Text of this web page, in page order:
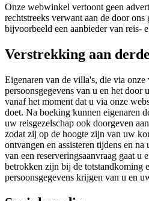
Onze webwinkel vertoont geen
rechtstreeks verwant aan de door ons
bijvoorbeeld een aanbieder van reis-
Verstrekking aan
Eigenaren van de villa's, die via
persoonsgegevens van u en het door
vanaf het moment dat u via onze
doet. Na boeking kunnen eigenaren
uw reisgezelschap ook doorgeven
zodat zij op de hoogte zijn van uw
ontvangen en assisteren tijdens en
van een reserveringsaanvraag gaat u
betrokken zijn bij de totstandkoming
persoonsgegevens krijgen van u en